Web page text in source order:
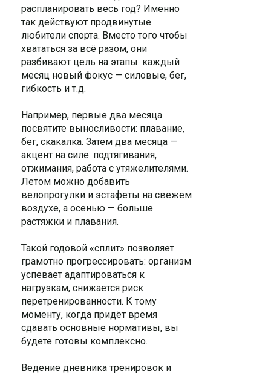
распланировать весь год? Именно
так действуют продвинутые
любители спорта. Вместо того чтобы
хвататься за всё разом, они
разбивают цель на этапы: каждый
месяц новый фокус — силовые, бег,
гибкость и т.д.
Например, первые два месяца
посвятите выносливости: плавание,
бег, скакалка. Затем два месяца —
акцент на силе: подтягивания,
отжимания, работа с утяжелителями.
Летом можно добавить
велопрогулки и эстафеты на свежем
воздухе, а осенью — больше
растяжки и плавания.
Такой годовой «сплит» позволяет
грамотно прогрессировать: организм
успевает адаптироваться к
нагрузкам, снижается риск
перетренированности. К тому
моменту, когда придёт время
сдавать основные нормативы, вы
будете готовы комплексно.
Ведение дневника тренировок и